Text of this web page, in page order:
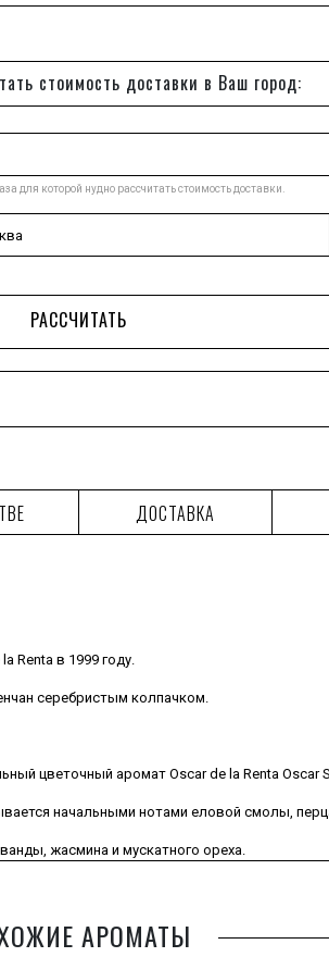
стоимость доставки в Ваш город:
для которой нудно рассчитать стоимость доставки.
РАССЧИТАТЬ
ДОСТАВКА
Renta в 1999 году.
серебристым колпачком.
цветочный аромат Oscar de la Renta Oscar
начальными нотами еловой смолы,
жасмина и мускатного ореха.
АРОМАТЫ